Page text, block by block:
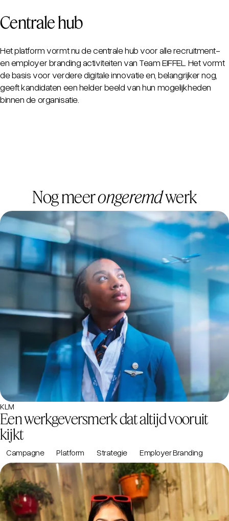
Centrale hub
Het platform vormt nu de centrale hub voor alle recruitment-
en employer branding activiteiten van Team EIFFEL. Het vormt
de basis voor verdere digitale innovatie en, belangrijker nog,
geeft kandidaten een helder beeld van hun mogelijkheden
binnen de organisatie.
Nog meerongeremdwerk
KLM
Een werkgeversmerk dat altijd vooruit
kijkt
Campagne Platform Strategie Employer Branding